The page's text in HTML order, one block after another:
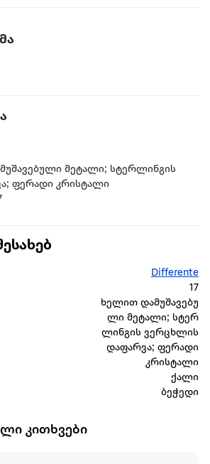
მეტალი; სტერლინგის
ფერადი კრისტალი
Differente
17
ხელით დამუშავებუ
ლი მეტალი; სტერ
ლინგის ვერცხლის
დაფარვა; ფერადი
კრისტალი
ქალი
ბეჭედი
კითხვები